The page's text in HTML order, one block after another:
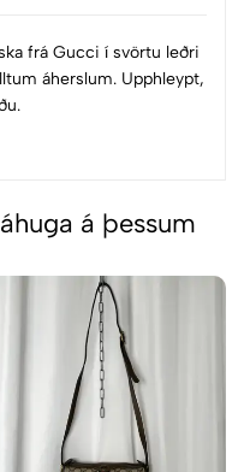
frá Gucci í svörtu leðri
áherslum. Upphleypt,
á þessum